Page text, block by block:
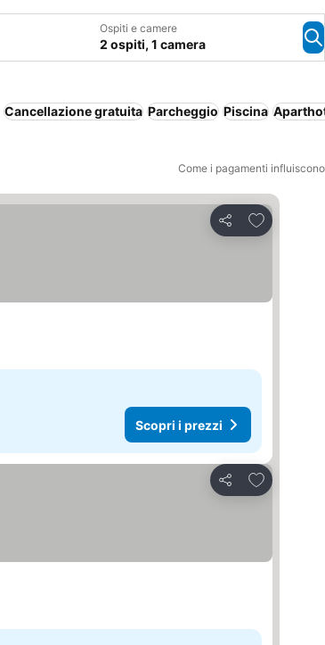
Ospiti e camere
2 ospiti, 1 camera
Cancellazione gratuita Parcheggio Piscina
Come i pagamenti
Condividi
Aggiungi ai
Scopri i prezzi
Condividi
Aggiungi ai